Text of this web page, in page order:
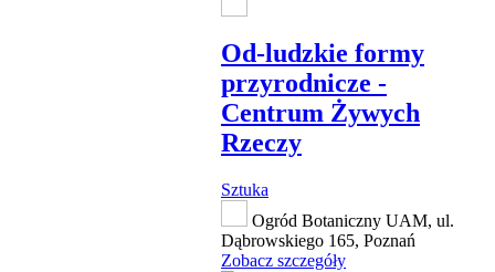
Od-ludzkie formy
przyrodnicze -
Centrum Żywych
Rzeczy
Sztuka
Ogród Botaniczny UAM, ul.
Dąbrowskiego 165, Poznań
Zobacz szczegóły